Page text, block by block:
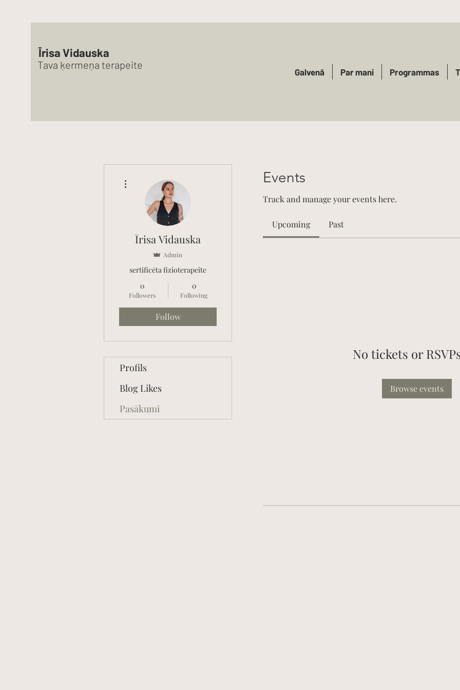
Īrisa Vidauska
Tava ķermeņa terapeite
Galvenā Par mani Programmas
Events
Track and manage your events here.
Upcoming Past
No tickets or
Browse events
Īrisa Vidauska
Admin
sertificēta fizioterapeite
0
Followers
0
Following
Follow
Profils
Blog Likes
Pasākumi